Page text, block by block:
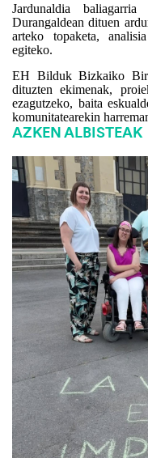
Jardunaldia
Durangaldean dituen
arteko topaketa,
egiteko.
EH Bilduk Bizkaiko
dituzten ekimenak,
ezagutzeko, baita
komunitatearekin
AZKEN ALBISTEAK